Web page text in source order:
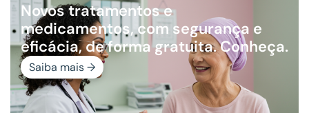
Novos tratamentos e
medicamentos, com segurança e
eficácia, de forma gratuita. Conheça.
Saiba mais →